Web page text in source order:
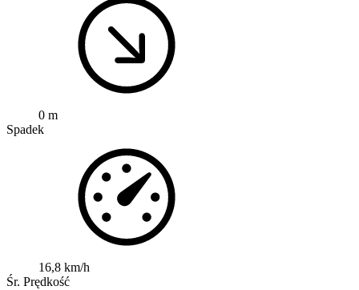
0 m
Spadek
16,8 km/h
Śr. Prędkość